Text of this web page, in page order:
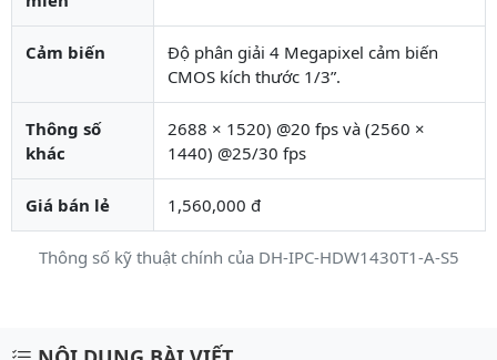
Thông số kỹ thuật chính của DH-IPC-HDW1430T1-A-S5
Cảm biến
Độ phân giải 4 Megapixel cảm biến
CMOS kích thước 1/3”.
Thông số
khác
2688 × 1520) @20 fps và (2560 ×
1440) @25/30 fps
Giá bán lẻ 1,560,000 đ
Mô tả chi tiết sản phẩm